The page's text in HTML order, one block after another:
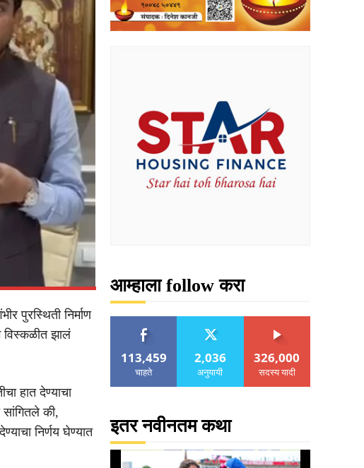
पुरस्थिती निर्माण
विस्कळीत झालं
हात देण्याचा
सांगितले की,
निर्णय घेण्यात
आम्हाला follow करा
113,459
चाहते
2,036
अनुयायी
326,000
सदस्य यादी
इतर नवीनतम कथा